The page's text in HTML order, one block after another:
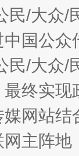
民/大众
国公
民/大众
终实
网站
主阵